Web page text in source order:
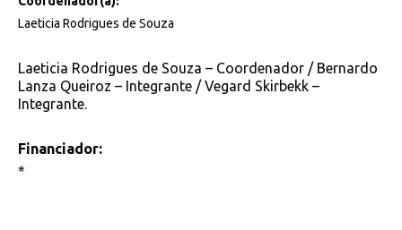
Laeticia Rodrigues de Souza
Laeticia Rodrigues de Souza – Coordenador / Bernardo
Lanza Queiroz – Integrante / Vegard Skirbekk –
Integrante.
Financiador:
*